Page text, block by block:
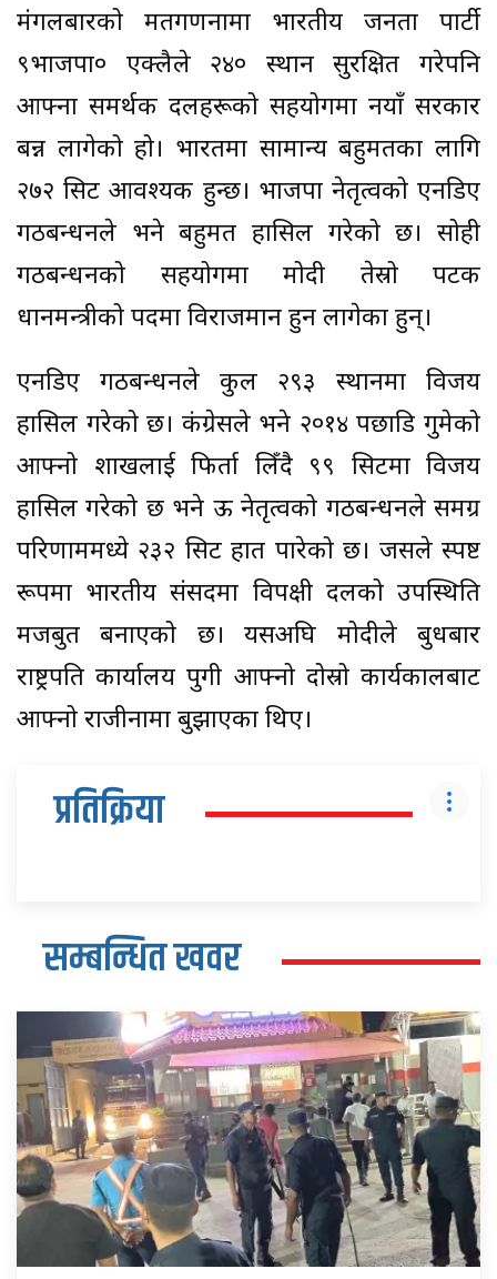
मंगलबारको मतगणनामा भारतीय जनता पार्टी
९भाजपा० एक्लैले २४० स्थान सुरक्षित गरेपनि
आफ्ना समर्थक दलहरूको सहयोगमा नयाँ सरकार
बन्न लागेको हो। भारतमा सामान्य बहुमतका लागि
२७२ सिट आवश्यक हुन्छ। भाजपा नेतृत्वको एनडिए
गठबन्धनले भने बहुमत हासिल गरेको छ। सोही
गठबन्धनको सहयोगमा मोदी तेस्रो पटक
प्रधानमन्त्रीको पदमा विराजमान हुन लागेका हुन्।
एनडिए गठबन्धनले कुल २९३ स्थानमा विजय
हासिल गरेको छ। कंग्रेसले भने २०१४ पछाडि गुमेको
आफ्नो शाखलाई फिर्ता लिँदै ९९ सिटमा विजय
हासिल गरेको छ भने ऊ नेतृत्वको गठबन्धनले समग्र
परिणाममध्ये २३२ सिट हात पारेको छ। जसले स्पष्ट
रूपमा भारतीय संसदमा विपक्षी दलको उपस्थिति
मजबुत बनाएको छ। यसअघि मोदीले बुधबार
राष्ट्रपति कार्यालय पुगी आफ्नो दोस्रो कार्यकालबाट
आफ्नो राजीनामा बुझाएका थिए।
प्रतिक्रिया
सम्बन्धित खवर